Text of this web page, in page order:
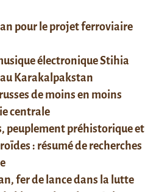
pour le projet ferroviaire
électronique Stihia
au Karakalpakstan
de moins en moins
centrale
peuplement préhistorique et
: résumé de recherches
fer de lance dans la lutte